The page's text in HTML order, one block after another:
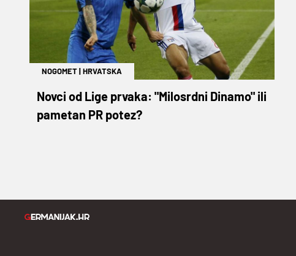
NOGOMET|HRVATSKA
Novci od Lige prvaka: "Milosrdni Dinamo" ili
pametan PR potez?